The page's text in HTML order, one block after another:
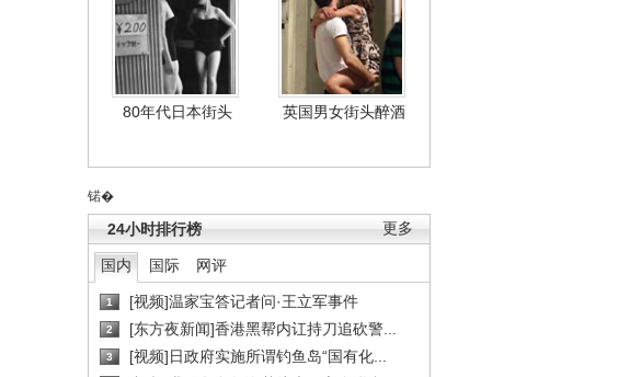
80年代日本街头 英国男女街头醉酒
锘�
更多
24小时排行榜
国内 国际 网评
1 [视频]温家宝答记者问·王立军事件
2 [东方夜新闻]香港黑帮内讧持刀追砍警...
3 [视频]日政府实施所谓钓鱼岛“国有化...